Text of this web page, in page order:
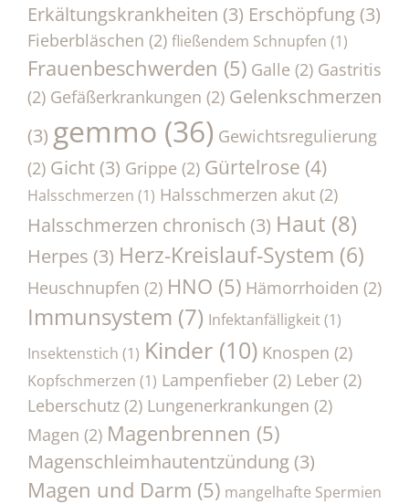
Erkältungskrankheiten (3) Erschöpfung (3)
Fieberbläschen (2) fließendem Schnupfen (1)
Frauenbeschwerden (5) Galle (2) Gastritis
(2) Gefäßerkrankungen (2) Gelenkschmerzen
(3) gemmo (36) Gewichtsregulierung
(2) Gicht (3) Grippe (2) Gürtelrose (4)
Halsschmerzen (1) Halsschmerzen akut (2)
Halsschmerzen chronisch (3) Haut (8)
Herpes (3) Herz-Kreislauf-System (6)
Heuschnupfen (2) HNO (5) Hämorrhoiden (2)
Immunsystem (7) Infektanfälligkeit(1)
Insektenstich (1) Kinder (10) Knospen (2)
Kopfschmerzen (1) Lampenfieber (2) Leber (2)
Leberschutz (2) Lungenerkrankungen (2)
Magen (2) Magenbrennen (5)
Magenschleimhautentzündung (3)
Magen und Darm (5) mangelhafte Spermien